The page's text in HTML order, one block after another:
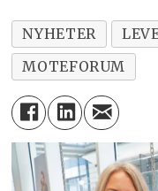
NYHETER
MOTEFORUM